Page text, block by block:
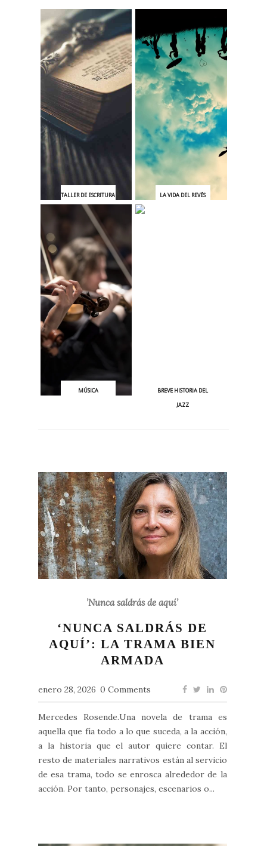
TALLER DE ESCRITURA
CREATIVA
LA VIDA DEL REVÉS
MÚSICA
BREVE HISTORIA DEL
JAZZ
’Nunca saldrás de aquí’
‘NUNCA SALDRÁS DE
AQUÍ’: LA TRAMA BIEN
ARMADA
enero 28, 2026 0 Comments
Mercedes Rosende.Una novela de trama es
aquella que fía todo a lo que suceda, a la acción,
a la historia que el autor quiere contar. El
resto de materiales narrativos están al servicio
de esa trama, todo se enrosca alrededor de la
acción. Por tanto, personajes, escenarios o...